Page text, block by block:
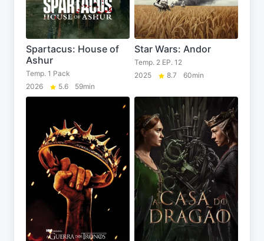
Spartacus: House of
Ashur
Temp. 1 Pack
2026
5.6 59min
Star Wars: Andor
Temp. 2 EP. 12
2025
8.7 60min